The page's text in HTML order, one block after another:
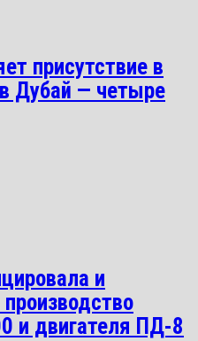
присутствие в
Дубай — четыре
и
и двигателя ПД-8